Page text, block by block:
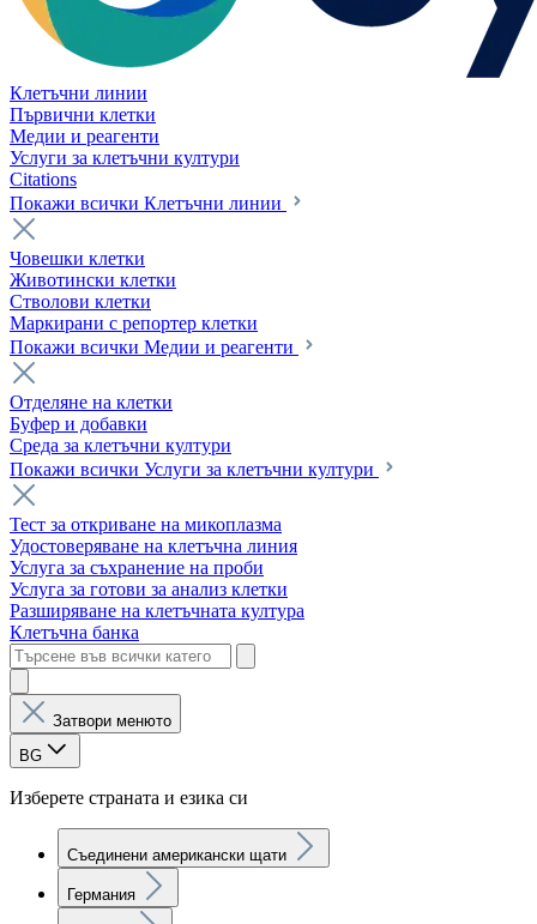
Клетъчни линии
Първични клетки
Медии и реагенти
Услуги за клетъчни култури
Citations
Покажи всички Клетъчни линии
Човешки клетки
Животински клетки
Стволови клетки
Маркирани с репортер клетки
Покажи всички Медии и реагенти
Отделяне на клетки
Буфер и добавки
Среда за клетъчни култури
Покажи всички Услуги за клетъчни култури
Тест за откриване на микоплазма
Удостоверяване на клетъчна линия
Услуга за съхранение на проби
Услуга за готови за анализ клетки
Разширяване на клетъчната култура
Клетъчна банка
Затвори менюто
BG
Изберете страната и езика си
Съединени американски щати
Германия